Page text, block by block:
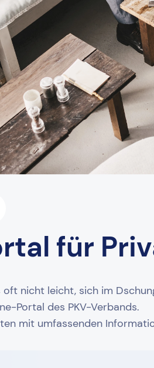
für
nicht leicht, sich im
Portal des PKV-Verbands.
mit umfassenden